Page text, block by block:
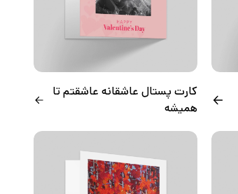
کارت پستال عاشقانه عاشقتم تا
همیشه